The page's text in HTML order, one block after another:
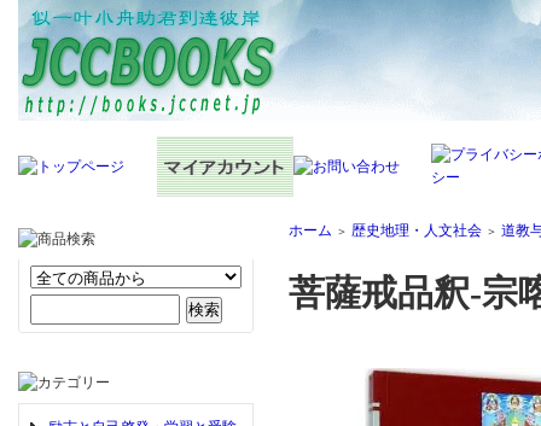
ホーム ＞ 歴史地理・人文社会 ＞ 道教
菩薩戒品釈-宗